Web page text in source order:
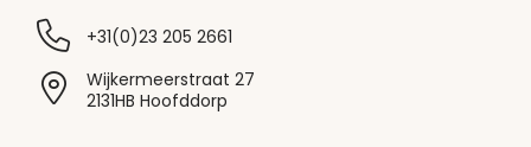
+31(0)23 205 2661
Wijkermeerstraat 27
2131HB Hoofddorp